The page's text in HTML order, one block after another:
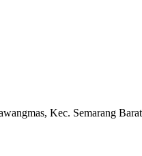
Kec. Semarang